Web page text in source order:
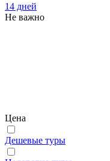
14 дней
Не важно
Цена
Дешевые туры